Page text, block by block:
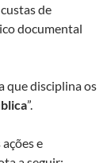
de
documental
que disciplina os
”.
e